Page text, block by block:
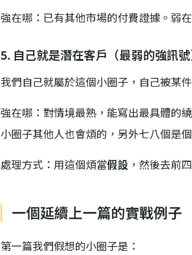
強在哪：已有其他市場的付費證據。弱
5. 自己就是潛在客戶（最弱的強訊號
我們自己就屬於這個小圈子，自己被某
強在哪：對情境最熟，能寫出最具體的
小圈子其他人也會煩的，另外七八個是
處理方式：用這個煩當假設 ，然後去前
一個延續上一篇的實戰例子
第一篇我們假想的小圈子是：